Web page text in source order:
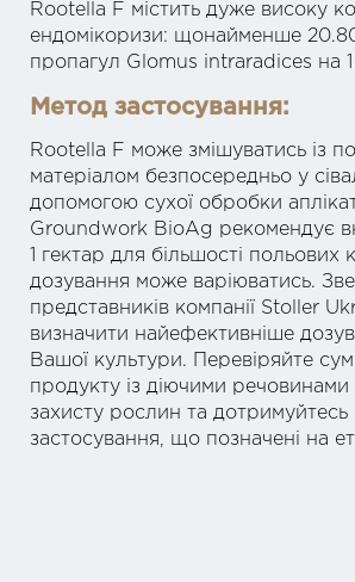
Rootella F містить дуже високу
ендомікоризи: щонайменше
пропагул Glomus intraradices на
Метод застосування:
Rootella F може змішуватись із
матеріалом безпосередньо у
допомогою сухої обробки
Groundwork BioAg рекомендує
1 гектар для більшості
дозування може варіюватись.
представників компанії Stoller
визначити найефективніше
Вашої культури. Перевіряйте
продукту із діючими речовинами
захисту рослин та дотримуйтесь
застосування, що позначені на